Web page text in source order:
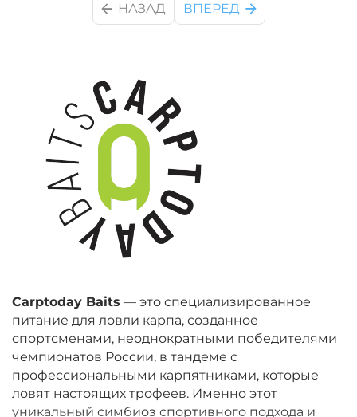
Carptoday Baits — это специализированное
питание для ловли карпа, созданное
спортсменами, неоднократными победителями
чемпионатов России, в тандеме с
профессиональными карпятниками, которые
ловят настоящих трофеев. Именно этот
уникальный симбиоз спортивного подхода и
НАЗАД ВПЕРЕД